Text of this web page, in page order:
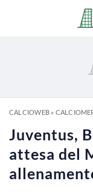
CALCIOWEB»
Juventus,
attesa del